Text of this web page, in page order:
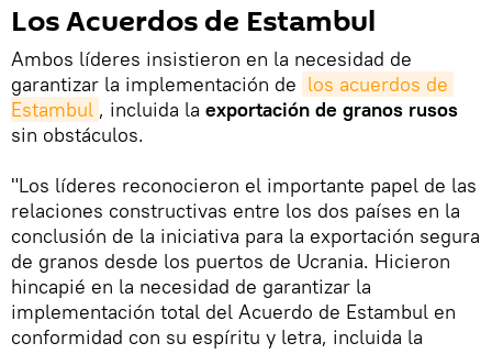
Los Acuerdos de Estambul
Ambos líderes insistieron en la necesidad de
garantizar la implementación de los acuerdos de
Estambul , incluida la exportación de granos rusos
sin obstáculos.
"Los líderes reconocieron el importante papel de las
relaciones constructivas entre los dos países en la
conclusión de la iniciativa para la exportación segura
de granos desde los puertos de Ucrania. Hicieron
hincapié en la necesidad de garantizar la
implementación total del Acuerdo de Estambul en
conformidad con su espíritu y letra, incluida la